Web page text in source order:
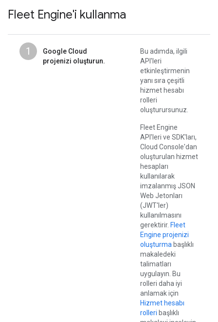
Fleet Engine'i kullanma
1
Google Cloud
projenizi oluşturun.
Bu adımda, ilgili
API'leri
etkinleştirmenin
yanı sıra çeşitli
hizmet hesabı
rolleri
oluşturursunuz.
Fleet Engine
API'leri ve SDK'ları,
Cloud Console'dan
oluşturulan hizmet
hesapları
kullanılarak
imzalanmış JSON
Web Jetonları
(JWT'ler)
kullanılmasını
gerektirir. Fleet
Engine projenizi
oluşturma başlıklı
makaledeki
talimatları
uygulayın. Bu
rolleri daha iyi
anlamak için
Hizmet hesabı
rolleri başlıklı